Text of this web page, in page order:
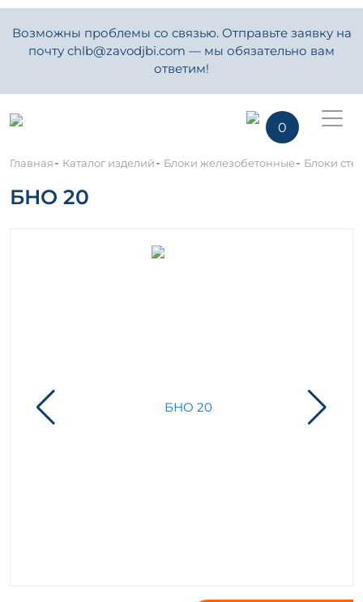
Возможны проблемы со связью. Отправьте заявку на
почту chlb@zavodjbi.com — мы обязательно вам
ответим!
0
Главная- Каталог изделий- Блоки железобетонные- Блоки
БНО 20